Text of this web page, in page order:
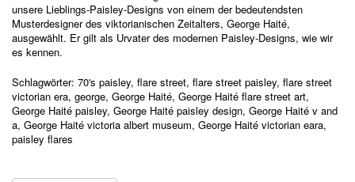
unsere Lieblings-Paisley-Designs von einem der bedeutendsten
Musterdesigner des viktorianischen Zeitalters, George Haité,
ausgewählt. Ergilt als Urvater des modernen Paisley-Designs, wie wir
es kennen.
Schlagwörter: 70's paisley, flare street, flare street paisley, flare street
victorian era, george, George Haité, George Haité flare street art,
George Haité paisley, George Haité paisley design, George Haité v and
a, George Haité victoria albert museum, George Haité victorian eara,
paisley flares